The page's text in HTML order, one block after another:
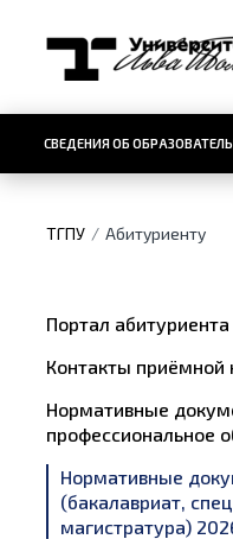
СВЕДЕНИЯ ОБ
ТГПУ Абитуриенту
Портал абитуриента
Контакты приёмной
Нормативные
профессиональное
Нормативные
(бакалавриат,
магистратура)